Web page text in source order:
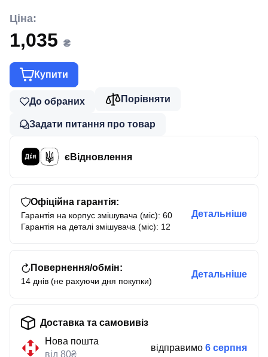
Ціна:
1,035 ₴
Купити
До обраних Порівняти
Задати питання про товар
єВідновлення
Офіційна гарантія:
Гарантія на корпус змішувача (міс): 60
Гарантія на деталі змішувача (міс): 12
Детальніше
Повернення/обмін:
14 днів (не рахуючи дня покупки)
Детальніше
Доставка та самовивіз
Нова пошта
від 80₴
відправимо 6 серпня